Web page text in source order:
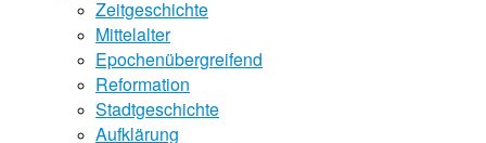
Zeitgeschichte
Mittelalter
Epochenübergreifend
Reformation
Stadtgeschichte
Aufklärung